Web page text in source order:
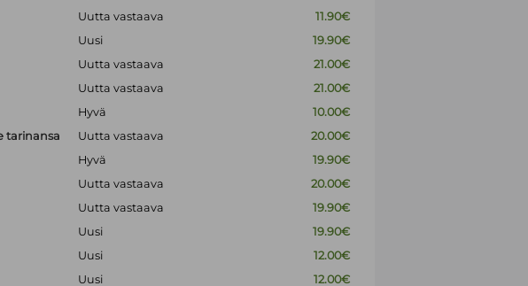
Uutta vastaava
11.90€
Uusi
19.90€
Uutta vastaava
21.00€
Uutta vastaava
21.00€
Hyvä
10.00€
tarinansa
Uutta vastaava
20.00€
Hyvä
19.90€
Uutta vastaava
20.00€
Uutta vastaava
19.90€
Uusi
19.90€
Uusi
12.00€
Uusi 12.00€